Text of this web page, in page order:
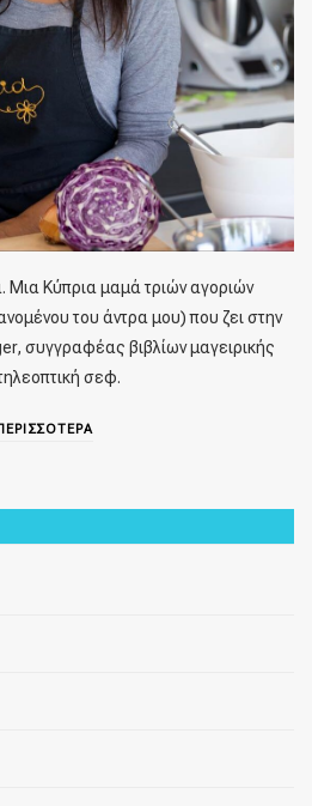
Μια Κύπρια μαμά τριών αγοριών
του άντρα μου) που ζει στην
συγγραφέας βιβλίων μαγειρικής
σεφ.